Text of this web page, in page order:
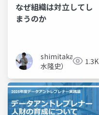
なぜ組織は対立してし
まうのか
shimitaka（清
水隆史）
1.3K